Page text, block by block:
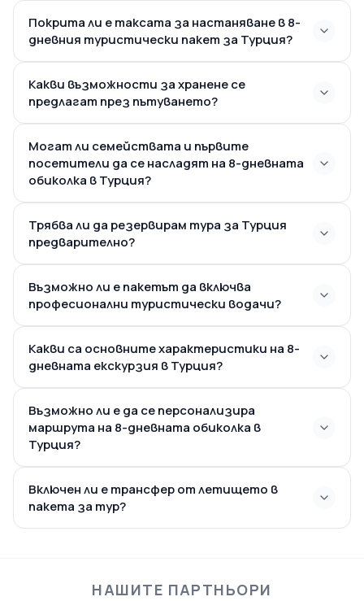
вътрешниполети и удобни
наземни трансфери
Покрита ли е таксата за настаняване в 8-
дневния туристически пакет за Турция?
Какви възможности за хранене се
предлагат през пътуването?
Могат ли семействата и първите
посетители да се насладят на 8-дневната
обиколка в Турция?
Трябва ли да резервирам тура за Турция
предварително?
пролетта,
лятото и пиковите празнични периоди
Възможно ли е пакетът да включва
професионални туристически водачи?
Какви са основните характеристики на 8-
дневната екскурзия в Турция?
комини в Кападокия, вечните руини на Ефес,
зашеметяващите бели тераси от травертин в
Памуккале и иконите на историческите места в
джамия
Възможно ли е да се персонализира
маршрута на 8-дневната обиколка в
Турция?
Включен ли е трансфер от летището в
пакета за тур?
НАШИТЕ ПАРТНЬОРИ